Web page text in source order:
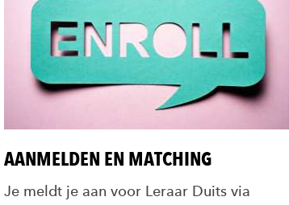
AANMELDEN EN MATCHING
Je meldt je aan voor Leraar Duits via